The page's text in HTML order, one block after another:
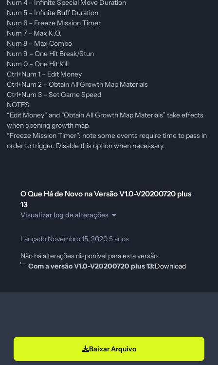
Num 4 – Infinite Special Move Duration
Num 5 – Infinite Buff Duration
Num 6 – Freeze Mission Timer
Num 7 – Max K.O.
Num 8 – Max Combo
Num 9 – One Hit Break/Stun
Num 0 – One Hit Kill
Ctrl+Num 1 – Edit Money
Ctrl+Num 2 – Obtain All Growth Map Materials
Ctrl+Num 3 – Set Game Speed
NOTES
“Edit Money” and “Obtain All Growth Map Materials” take effects
when opening growth map.
“Freeze Mission Timer”: note some events require time to pass in
order to trigger. Disable this option when necessary.
O Que Há de Novo na VersãoV1.0-V20200720 plus
13
Visualizar log de alterações
Lançado Novembro 15, 20205 anos
Não há alterações disponível para esta versão.
Com a versão V1.0-V20200720 plus 13:Download
Baixar Arquivo